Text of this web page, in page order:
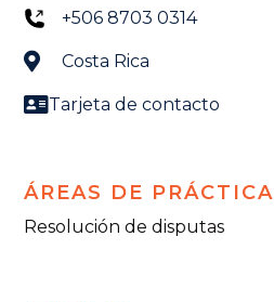
+506 8703 0314
Costa Rica
Tarjeta de contacto
ÁREAS DE PRÁCTICA
Resolución de disputas